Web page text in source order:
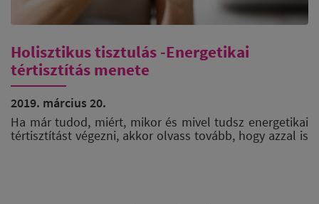
Holisztikus tisztulás -Energetikai
tértisztítás menete
2019. március 20.
Ha már tudod, miért, mikor és mivel tudsz energetikai
tértisztítást végezni, akkor olvass tovább, hogy azzal is